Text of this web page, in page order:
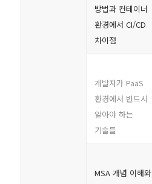
방법과 컨테이너
환경에서 CI/CD
차이점
개발자가 PaaS
환경에서 반드시
알아야 하는
기술들
MSA 개념 이해와